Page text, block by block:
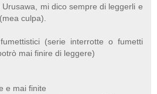
mi dico sempre di leggerli e
culpa).
(serie interrotte o fumetti
mai finire di leggere)
e mai finite